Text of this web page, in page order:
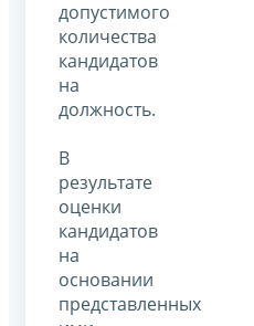
допустимого
количества
кандидатов
на
должность.
В
результате
оценки
кандидатов
на
основании
представленных